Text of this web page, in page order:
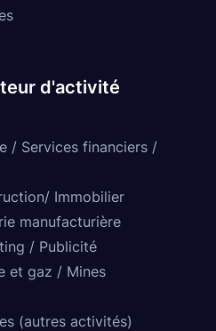
d'activité
/ Services financiers /
Immobilier
manufacturière
/ Publicité
et gaz / Mines
(autres activités)